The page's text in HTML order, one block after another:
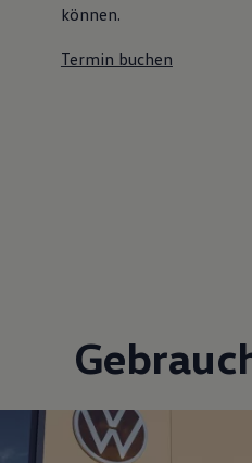
können.
Termin buchen